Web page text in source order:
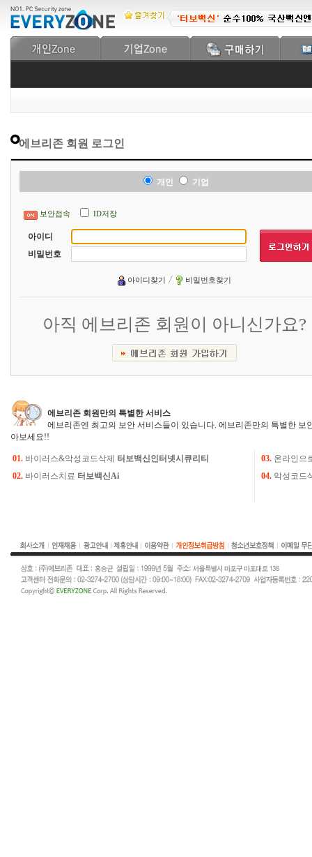
에브리존 회원 로그인
개인 기업
보안접속 ID저장
아이디
비밀번호
아이디찾기 비밀번호찾기
아직 에브리존 회원이 아니신가요?
에브리존 회원만의 특별한 서비스
에브리존엔 최고의 보안 서비스들이 있습니다. 에브리존만의 특별한 보
아보세요!!
01. 바이러스&악성코드삭제 터보백신인터넷시큐리티 03. 온라인으
02. 바이러스치료 터보백신Ai 04. 악성코드